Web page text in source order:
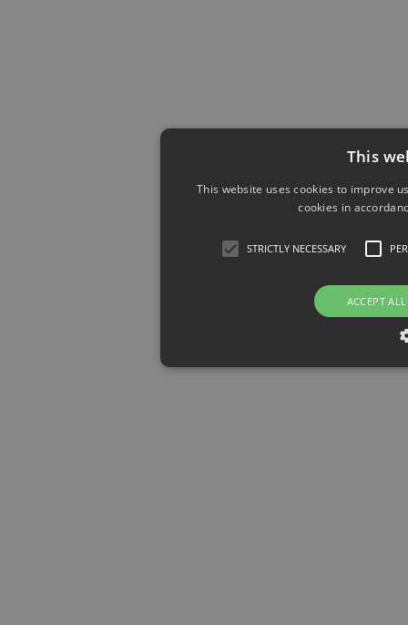
This
This website uses cookies to improve
cookies in
STRICTLY NECESSARY
ACCEPT ALL